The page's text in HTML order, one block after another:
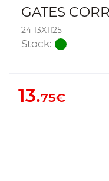
GATES
24 13X1125
Stock:
13.75€